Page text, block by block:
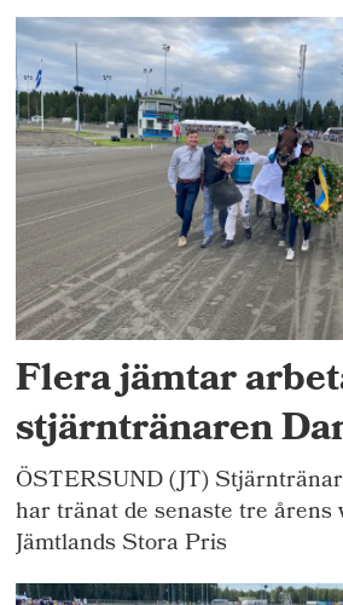
Flera jämtar
stjärntränaren
ÖSTERSUND (JT)
har tränat de senaste tre årens
Jämtlands Stora Pris